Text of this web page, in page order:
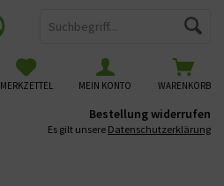
WARENKORB
MERKZETTEL MEIN KONTO
Bestellung widerrufen
Es gilt unsere Datenschutzerklärung